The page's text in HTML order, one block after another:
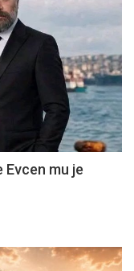
mu je